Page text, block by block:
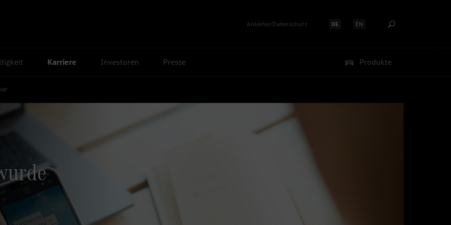
Anbieter/Datenschutz Sprache auswählen:
DE Sprache auswählen:
EN
Karriere Investoren Presse Produkte